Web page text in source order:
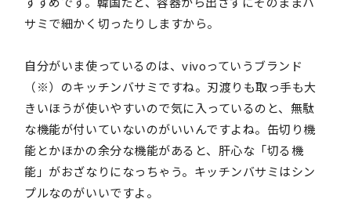
サミで細かく切ったりしますから。
自分がいま使っているのは、vivoっていうブランド
（※）のキッチンバサミですね。刃渡りも取っ手も大
きいほうが使いやすいので気に入っているのと、無駄
な機能が付いていないのがいいんですよね。缶切り機
能とかほかの余分な機能があると、肝心な「切る機
能」がおざなりになっちゃう。キッチンバサミはシン
プルなのがいいですよ。